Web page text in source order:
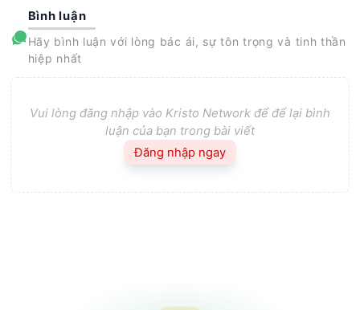
Bình luận
Hãy bình luận với lòng bác ái, sự tôn trọng và tinh thần
hiệp nhất
Vui lòng đăng nhập vào Kristo Network để để lại bình
luận của bạn trong bài viết
Đăng nhập ngay